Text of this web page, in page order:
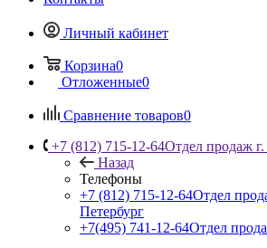
Личный кабинет
Корзина0
Отложенные0
Сравнение товаров0
+7 (812) 715-12-64Отдел продаж
Назад
Телефоны
+7 (812) 715-12-64Отдел
Петербург
+7(495) 741-12-64Отдел